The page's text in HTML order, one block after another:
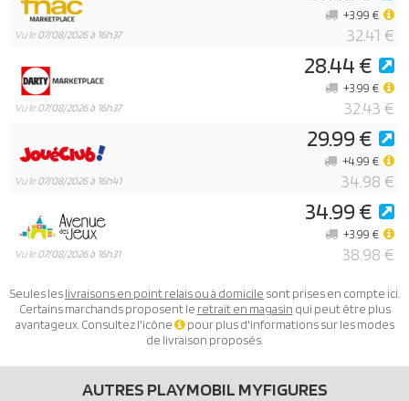
Vu le07/08/2026 à 16h37 32.41 €
+3.99 €
Vu le07/08/2026 à 16h37
28.44 €
32.43 €
+3.99 €
Vu le07/08/2026 à 16h41
29.99 €
34.98 €
+4.99 €
Vu le07/08/2026 à 16h31
34.99 €
38.98 €
+3.99 €
Seules leslivraisons en point relais ou à domicile sont prises en compte ici.
Certains marchands proposent le retrait en magasin qui peut être plus
avantageux. Consultez l'icône
pour plus d'informations sur les modes
de livraison proposés.
AUTRES PLAYMOBIL MYFIGURES